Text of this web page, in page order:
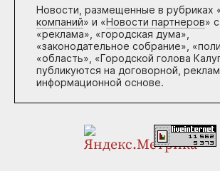
Новости, размещенные в рубриках
компаний» и «Новости партнеров»
«реклама», «городская дума»,
«законодательное собрание»,
«область», «Городской голова
публикуются на договорной,
информационной основе.